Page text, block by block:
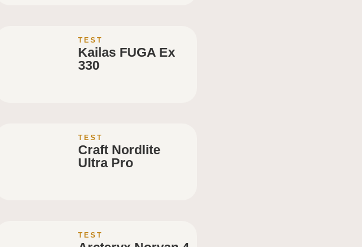
TEST
Kailas FUGA Ex
330
TEST
Craft Nordlite
Ultra Pro
TEST